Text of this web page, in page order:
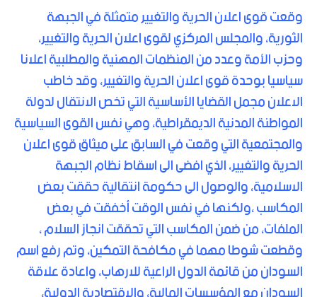
وقعت قوى اعلان الحرية والتغيير متمثلة في الجبهة
الثورية، والمجلس المركزي لقوى اعلان الحرية والتغيير،
وحزب الأمة وعدد من المنظمات المهنية والمطلبية اعلانا
سياسيا بوحدة قوى اعلان الحرية والتغيير، وقد خاطب
الاعلان مجمل القضايا الأساسية التي تخص الانتقال لدولة
المواطنة المدنية الديمقراطية، وهي نفس القوى السياسية
والمجتمعية التي وقعت في السابق على ميثاق قوى اعلان
الحرية والتغيير، الذي افضى الى اسقاط نظام الجبهة
الاسلامية، والوصول الى حكومة انتقالية حققت بعض
المكاسب ،ولكنها في نفس الوقت أخفقت في بعض
الملفات، من ضمن المكاسب التي تحققت انجاز السلام ،
وقطعت شوطا مهما في مكافحة التمكين، وتم رفع اسم
السودان من قائمة الدول الراعية للارهاب، واعادة علاقة